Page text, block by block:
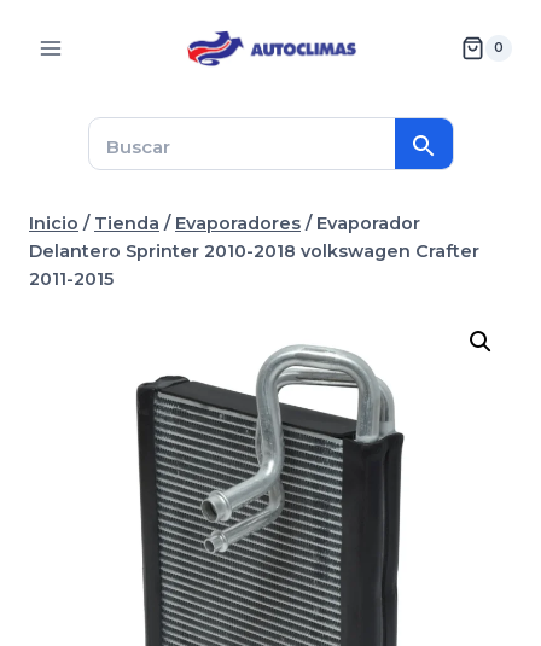
0
Inicio / Tienda / Evaporadores / Evaporador
Delantero Sprinter 2010-2018 volkswagen Crafter
2011-2015